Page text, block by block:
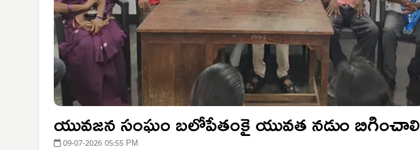
యువజన సంఘం బలోపేతంకై యువత నడుం బిగించాలి
09-07-2026 05:55 PM